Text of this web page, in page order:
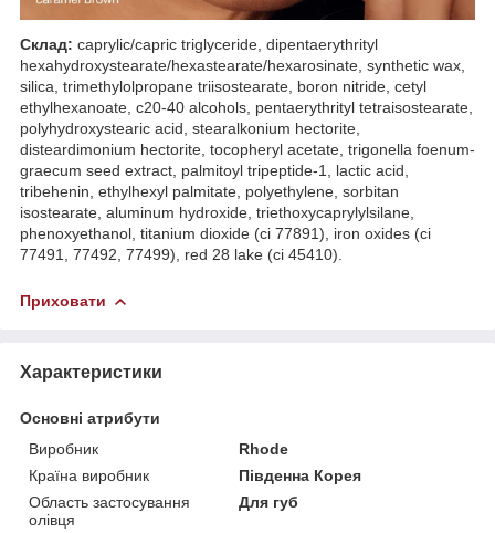
Склад: caprylic/capric triglyceride, dipentaerythrityl
hexahydroxystearate/hexastearate/hexarosinate, synthetic wax,
silica, trimethylolpropane triisostearate, boron nitride, cetyl
ethylhexanoate, c20-40 alcohols, pentaerythrityl tetraisostearate,
polyhydroxystearic acid, stearalkonium hectorite,
disteardimonium hectorite, tocopheryl acetate, trigonella foenum-
graecum seed extract, palmitoyl tripeptide-1, lactic acid,
tribehenin, ethylhexyl palmitate, polyethylene, sorbitan
isostearate, aluminum hydroxide, triethoxycaprylylsilane,
phenoxyethanol, titanium dioxide (ci 77891), iron oxides (ci
77491, 77492, 77499), red 28 lake (ci 45410).
Приховати
Характеристики
Основні атрибути
Виробник
Rhode
Країна виробник
Південна Корея
Область застосування
олівця
Для губ